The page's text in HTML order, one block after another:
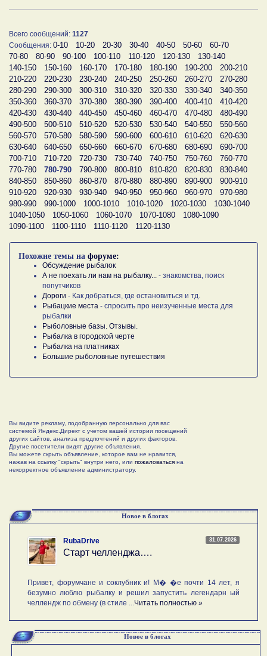
Всего сообщений: 1127
Сообщения: 0-10 10-20 20-30 30-40 40-50 50-60
60-70
70-80
80-90 90-100 100-110 110-120 120-130
130-140
140-150
150-160 160-170 170-180 180-190 190-200
200-210
210-220
220-230 230-240 240-250 250-260 260-270
270-280
280-290
290-300 300-310 310-320 320-330 330-340
340-350
350-360
360-370 370-380 380-390 390-400 400-410
410-420
420-430
430-440 440-450 450-460 460-470 470-480
480-490
490-500
500-510 510-520 520-530 530-540 540-550
550-560
560-570
570-580 580-590 590-600 600-610 610-620
620-630
630-640
640-650 650-660 660-670 670-680 680-690
690-700
700-710
710-720 720-730 730-740 740-750 750-760
760-770
770-780
780-790 790-800 800-810 810-820 820-830
830-840
840-850
850-860 860-870 870-880 880-890 890-900
900-910
910-920
920-930 930-940 940-950 950-960 960-970
970-980
980-990
990-1000 1000-1010 1010-1020 1020-1030
1030-1040
1040-1050
1050-1060 1060-1070 1070-1080
1080-1090
1090-1100
1100-1110 1110-1120 1120-1130
Похожие темы на форуме:
Обсуждение рыбалок
А не поехать ли нам на рыбалку...
- знакомства, поиск
попутчиков
Дороги - Как добраться, где остановиться и тд.
Рыбацкие места - спросить про неизученные места для
рыбалки
Рыболовные базы. Отзывы.
Рыбалка в городской черте
Рыбалка на платниках
Большие рыболовные путешествия
Вы видите рекламу, подобранную персонально для вас
системой Яндекс.Директ с учетом вашей истории посещений
других сайтов, анализа предпочтений и других факторов.
Другие посетители видят другие объявления.
Вы можете скрыть объявление, которое вам не нравится,
нажав на ссылку "скрыть" внутри него, или пожаловаться на
некорректное объявление администратору.
Новое в блогах
31.07.2026
RubaDrive
Старт челленджа….
Привет, форумчане и соклубник и! М� �е почти 14 лет, я
безумно люблю рыбалку и решил запустить легендарн ый
челлендж по обмену (в стиле ... Читать полностью »
Новое в блогах